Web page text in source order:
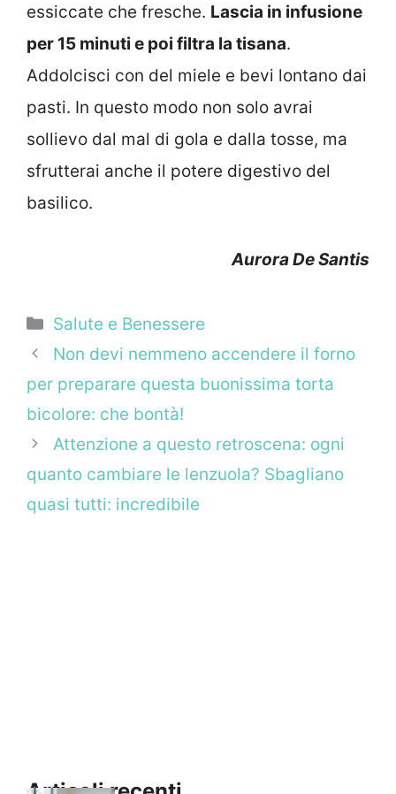
essiccate che fresche. Lascia in infusione
per 15 minuti e poi filtra la tisana.
Addolcisci con del miele e bevi lontano dai
pasti. In questo modo non solo avrai
sollievo dal mal di gola e dalla tosse, ma
sfrutterai anche il potere digestivo del
basilico.
Aurora De Santis
Categorie
Salute e Benessere
Non devi nemmeno accendere il forno
per preparare questa buonissima torta
bicolore: che bontà!
Attenzione a questo retroscena: ogni
quanto cambiare le lenzuola? Sbagliano
quasi tutti: incredibile